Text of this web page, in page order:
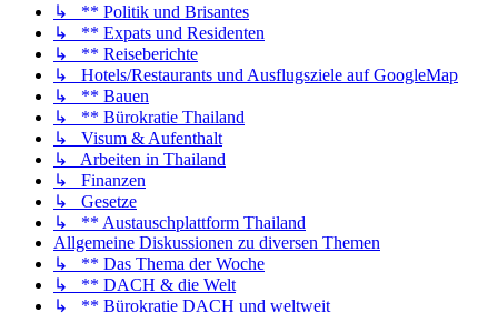
↳ ** Politik und Brisantes
↳ ** Expats und Residenten
↳ ** Reiseberichte
↳ Hotels/Restaurants und Ausflugsziele auf GoogleMap
↳ ** Bauen
↳ ** Bürokratie Thailand
↳ Visum & Aufenthalt
↳ Arbeiten in Thailand
↳ Finanzen
↳ Gesetze
↳ ** Austauschplattform Thailand
Allgemeine Diskussionen zu diversen Themen
↳ ** Das Thema der Woche
↳ ** DACH & die Welt
↳ ** Bürokratie DACH und weltweit